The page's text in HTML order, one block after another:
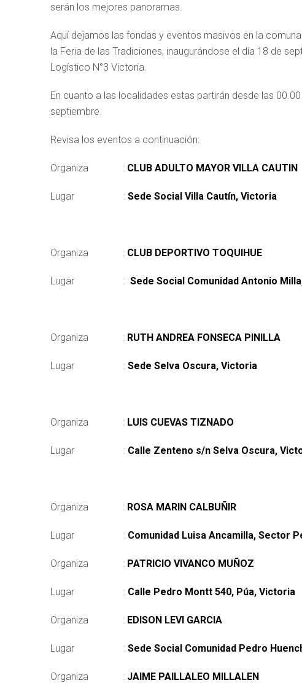
serán los mejores panoramas.
Aquí dejamos las fondas y eventos masivos en la
la Feria de las Tradiciones, inaugurándose el día 18 de
Logístico N°3 Victoria.
En cuanto a las localidades estas partirán desde las
septiembre.
Revisa los eventos a continuación:
Organiza : CLUB ADULTO MAYOR VILLA CAUTIN
Lugar : Sede Social Villa Cautín, Victoria
Organiza : CLUB DEPORTIVO TOQUIHUE
Lugar : Sede Social Comunidad Antonio
Organiza : RUTH ANDREA FONSECA PINILLA
Lugar : Sede Selva Oscura, Victoria
Organiza : LUIS CUEVAS TIZNADO
Lugar : Calle Zenteno s/n Selva Oscura,
Organiza : ROSA MARIN CALBUÑIR
Lugar : Comunidad Luisa Ancamilla, Sector
Organiza : PATRICIO VIVANCO MUÑOZ
Lugar : Calle Pedro Montt 540, Púa, Victoria
Organiza : EDISON LEVI GARCIA
Lugar : Sede Social Comunidad Pedro
Organiza : JAIME PAILLALEO MILLALEN